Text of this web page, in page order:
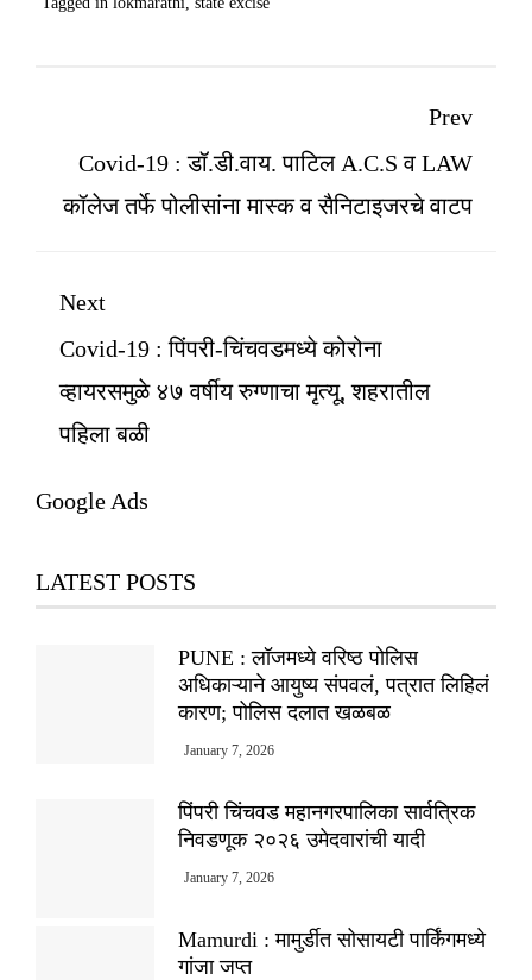
Prev
Covid-19 : डॉ.डी.वाय. पाटिल A.C.S व LAW
कॉलेज तर्फे पोलीसांना मास्क व सैनिटाइजरचे वाटप
Next
Covid-19 : पिंपरी-चिंचवडमध्ये कोरोना
व्हायरसमुळे ४७ वर्षीय रुग्णाचा मृत्यू, शहरातील
पहिला बळी
Google Ads
LATEST POSTS
PUNE : लॉजमध्ये वरिष्ठ पोलिस
अधिकाऱ्याने आयुष्य संपवलं, पत्रात लिहिलं
कारण; पोलिस दलात खळबळ
January 7, 2026
पिंपरी चिंचवड महानगरपालिका सार्वत्रिक
निवडणूक २०२६ उमेदवारांची यादी
January 7, 2026
Mamurdi : मामुर्डीत सोसायटी पार्किंगमध्ये
गांजा जप्त